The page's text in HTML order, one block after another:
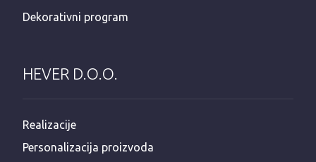
Dekorativni program
HEVER D.O.O.
Realizacije
Personalizacija proizvoda